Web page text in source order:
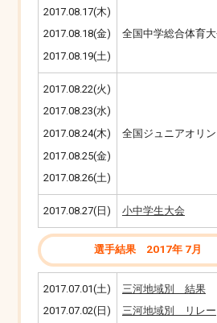
2017.08.17(木)
2017.08.18(金)
2017.08.19(土)
全国中学総合体育
2017.08.22(火)
2017.08.23(水)
2017.08.24(木)
2017.08.25(金)
2017.08.26(土)
全国ジュニアオリ
2017.08.27(日) 小中学生大会
選手結果 2017年 7月
2017.07.01(土)
2017.07.02(日)
三河地域別 結果
三河地域別 リレー